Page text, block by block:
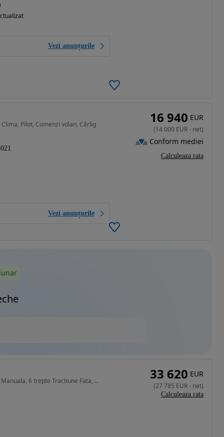
Vezi anunțurile
Clima, Pilot, Comenzi volan, Cârlig
Vezi anunțurile
16 940 EUR
(14 000 EUR- net)
Conform mediei
Calculeaza rata
1968 cm3 • 102 CP • Caddy 2.0 TDI 75 KW / 102 CP, Manuala, 6 trepte Tractiune Fata, 5 usi, 33 620 EUR
(27 785 EUR- net)
Calculeaza rata